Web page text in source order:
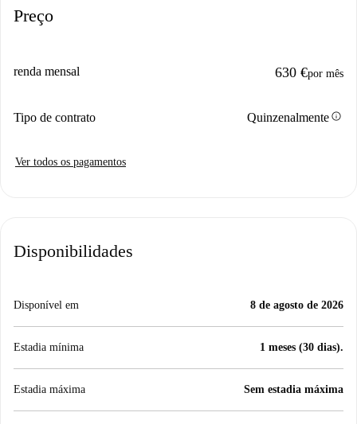
Preço
renda mensal 630 €por mês
Tipo de contrato Quinzenalmenteinfo
Ver todos os pagamentos
Disponibilidades
Disponível em 8 de agosto de 2026
Estadia mínima 1 meses (30 dias).
Estadia máxima Sem estadia máxima